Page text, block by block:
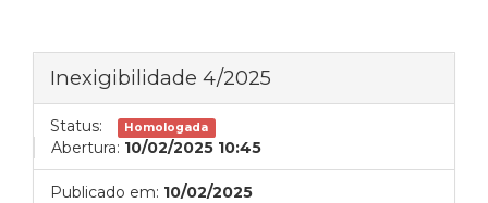
Inexigibilidade 4/2025
Status: Homologada
Abertura: 10/02/2025 10:45
Publicado em: 10/02/2025